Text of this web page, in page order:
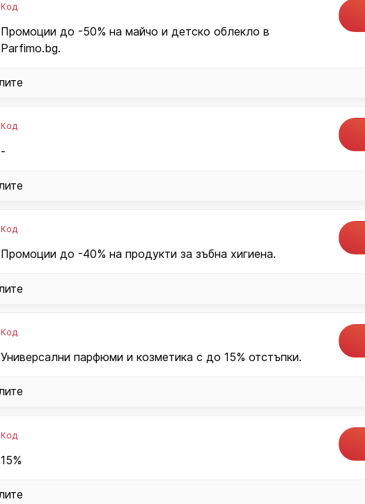
Код
Промоции до -50% на майчо и детско облекло в
Parfimo.bg.
Код
-
Код
Промоции до -40% на продукти за зъбна хигиена.
Код
Универсални парфюми и козметика с до 15% отстъпки.
Код
15%